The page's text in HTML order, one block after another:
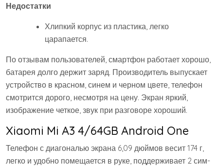
Недостатки
Хлипкий корпус из пластика, легко
царапается.
По отзывам пользователей, смартфон работает хорошо,
батарея долго держит заряд. Производитель выпускает
устройство в красном, синем и черном цвете, телефон
смотрится дорого, несмотря на цену. Экран яркий,
изображение четкое, звук при разговоре хороший.
Xiaomi Mi A3 4/64GB Android One
Телефон с диагональю экрана 6,09 дюймов весит 174 г,
легко и удобно помещается в руке, поддерживает 2 сим-